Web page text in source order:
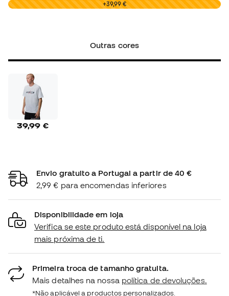
0,00 € +39,99 €
Outras cores
39,99 €
Envio gratuito a Portugal a partir de 40 €
2,99 € para encomendas inferiores
Disponibilidade em loja
Verifica se este produto está disponível na loja
mais próxima de ti.
Primeira troca de tamanho gratuita.
Mais detalhes na nossa política de devoluções.
*Não aplicável a productos personalizados.